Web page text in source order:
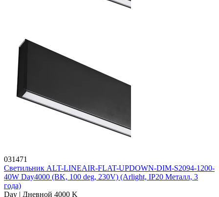
031471
Светильник ALT-LINEAIR-FLAT-UPDOWN-DIM-S2094-1200-
40W Day4000 (BK, 100 deg, 230V) (Arlight, IP20 Металл, 3
года)
Day | Дневной 4000 K